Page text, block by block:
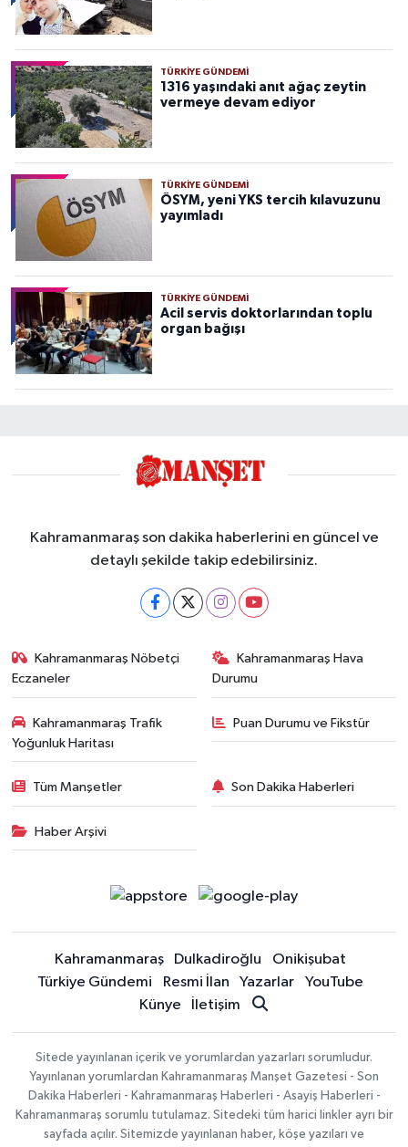
TÜRKIYE GÜNDEMI
1316 yaşındaki anıt ağaç zeytin
vermeye devam ediyor
TÜRKIYE GÜNDEMI
ÖSYM, yeni YKS tercih kılavuzunu
yayımladı
TÜRKIYE GÜNDEMI
Acil servis doktorlarından toplu
organ bağışı
Kahramanmaraş son dakika haberlerini en güncel ve
detaylı şekilde takip edebilirsiniz.
Kahramanmaraş Nöbetçi
Eczaneler
Kahramanmaraş Hava
Durumu
Kahramanmaraş Trafik
Yoğunluk Haritası
Puan Durumu ve Fikstür
Tüm Manşetler Son Dakika Haberleri
Haber Arşivi
Kahramanmaraş Dulkadiroğlu
Onikişubat
Türkiye Gündemi
Resmi İlan Yazarlar
YouTube
Künye
İletişim
Sitede yayınlanan içerik ve yorumlardan yazarları sorumludur.
Yayınlanan yorumlardan Kahramanmaraş Manşet Gazetesi - Son
Dakika Haberleri - Kahramanmaraş Haberleri - Asayiş Haberleri -
Kahramanmaraş sorumlu tutulamaz. Sitedeki tüm harici linkler ayrı bir
sayfada açılır. Sitemizde yayınlanan haber, köşe yazıları ve